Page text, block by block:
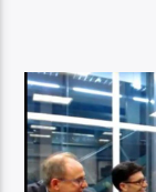
Albacete